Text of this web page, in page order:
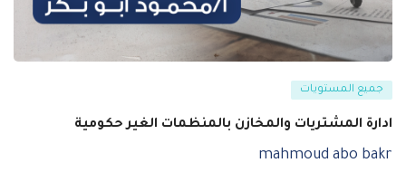
جميع المستويات
ادارة المشتريات والمخازن بالمنظمات الغير حكومية
mahmoud abo bakr